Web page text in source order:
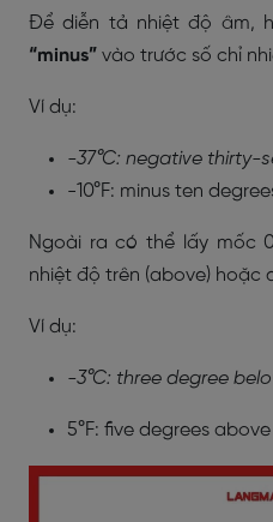
Để diễn tả nhiệt độ âm,
“minus” vào trước số chỉ
Ví dụ:
-37°C: negative thirty-
-10°F: minus ten
Ngoài ra có thể lấy mốc
nhiệt độ trên (above) hoặc
Ví dụ:
-3°C: three degree
5°F: five degrees